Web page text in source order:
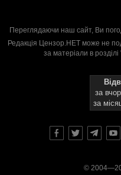
Переглядаючи наш сайт, Ви
Редакція Цензор.НЕТ може не
за матеріали в
за
за
©